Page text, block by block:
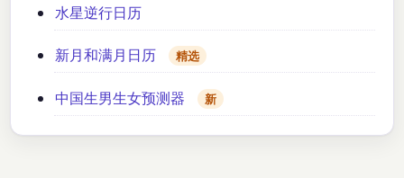
水星逆行日历
新月和满月日历 精选
中国生男生女预测器 新